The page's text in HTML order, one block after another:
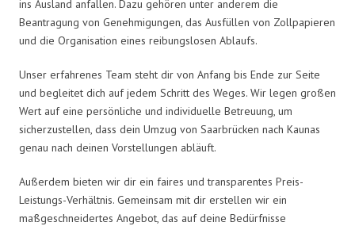
ins Ausland anfallen. Dazu gehören unter anderem die
Beantragung von Genehmigungen, das Ausfüllen von Zollpapieren
und die Organisation eines reibungslosen Ablaufs.
Unser erfahrenes Team steht dir von Anfang bis Ende zur Seite
und begleitet dich auf jedem Schritt des Weges. Wir legen großen
Wert auf eine persönliche und individuelle Betreuung, um
sicherzustellen, dass dein Umzug von Saarbrücken nach Kaunas
genau nach deinen Vorstellungen abläuft.
Außerdem bieten wir dir ein faires und transparentes Preis-
Leistungs-Verhältnis. Gemeinsam mit dir erstellen wir ein
maßgeschneidertes Angebot, das auf deine Bedürfnisse